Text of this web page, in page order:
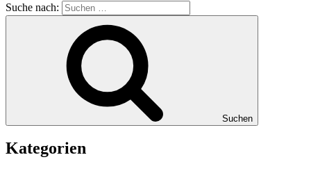
Suche nach:
Suchen
Kategorien